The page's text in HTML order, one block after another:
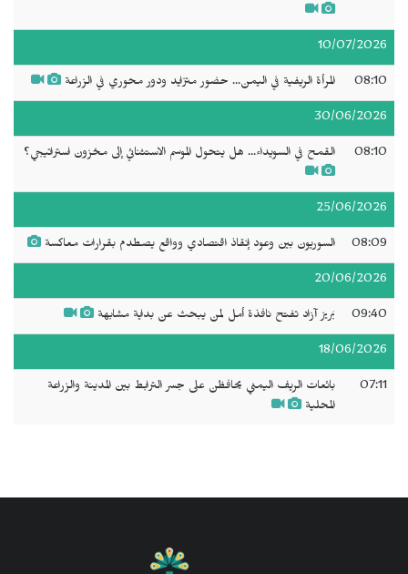
10/07/2026
08:10 المرأة الريفية في اليمن... حضور متزايد ودور محوري في الزراعة
30/06/2026
08:10 القمح في السويداء... هل يتحول الموسم الاستثنائي إلى مخزون استراتيجي؟
25/06/2026
08:09 السوريون بين وعود إنقاذ اقتصادي وواقع يصطدم بقرارات معاكسة
20/06/2026
09:40 بَريز آزاد تفتح نافذة أمل لمن يبحث عن بداية مشابهة
18/06/2026
07:11
بائعات الريف اليمني يحافظن على جسر الترابط بين المدينة والزراعة
المحلية